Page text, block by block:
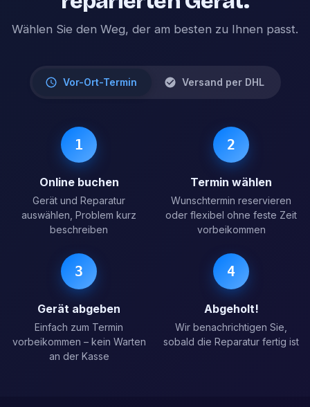
Wählen Sie den Weg, der am besten zu Ihnen passt.
Vor-Ort-Termin Versand per DHL
1
Online buchen
Gerät und Reparatur
auswählen, Problem kurz
beschreiben
2
Termin wählen
Wunschtermin reservieren
oder flexibel ohne feste Zeit
vorbeikommen
3
Gerät abgeben
Einfach zum Termin
vorbeikommen – kein Warten
an der Kasse
4
Abgeholt!
Wir benachrichtigen Sie,
sobald die Reparatur fertig ist